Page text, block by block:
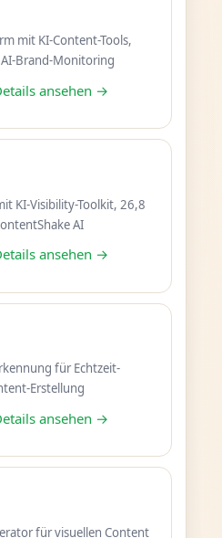
mit KI-Content-Tools,
Brand-Monitoring
ansehen →
KI-Visibility-Toolkit, 26,8
AI
ansehen →
für Echtzeit-
Erstellung
ansehen →
für visuellen Content